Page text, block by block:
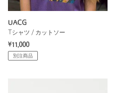
UACG
Tシャツ / カットソー
¥11,000
別注商品